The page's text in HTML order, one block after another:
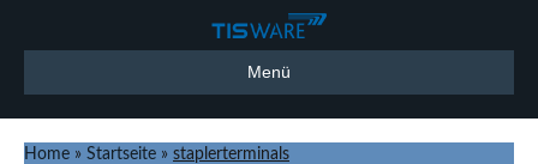
Menü
Home » Startseite » staplerterminals